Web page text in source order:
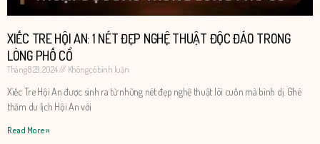
XIẾC TRE HỘI AN: 1 NÉT ĐẸP NGHỆ THUẬT ĐỘC ĐÁO TRONG
LÒNG PHỐ CỔ
Tháng 8 29, 2024 Không có bình luận
Xiếc Tre Hội An được sinh ra từ những nét đẹp nghệ thuật lôi cuốn mà bình dị. Ghé
thăm du lịch Hội An với
Read More »